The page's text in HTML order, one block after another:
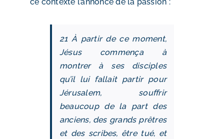
21 À partir de ce moment,
Jésus commença à
montrer à ses disciples
qu’il lui fallait partir pour
Jérusalem, souffrir
beaucoup de la part des
anciens, des grands prêtres
et des scribes, être tué, et